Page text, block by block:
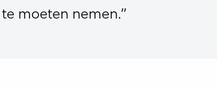
moeten nemen.”